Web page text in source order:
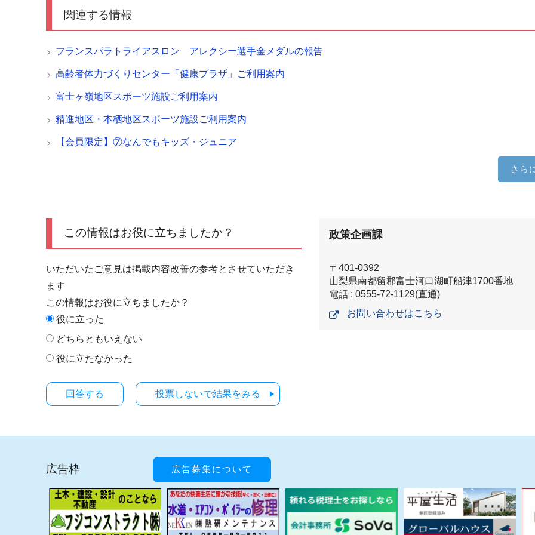
関連する情報
フランスパラトライアスロン アレクシー選手金メダルの報告
高齢者体力づくりセンター「健康プラザ」ご利用案内
富士ヶ嶺地区スポーツ施設ご利用案内
精進地区・本栖地区スポーツ施設ご利用案内
【会員限定】⑦なんでもキッズ・ジュニア
さら
この情報はお役に立ちましたか？
いただいたご意見は掲載内容改善の参考とさせていただき
ます
この情報はお役に立ちましたか？
役に立った
どちらともいえない
役に立たなかった
投票しないで結果をみる
政策企画課
〒401-0392
山梨県南都留郡富士河口湖町船津1700番地
電話 : 0555-72-1129(直通)
お問い合わせはこちら
広告枠 広告募集について